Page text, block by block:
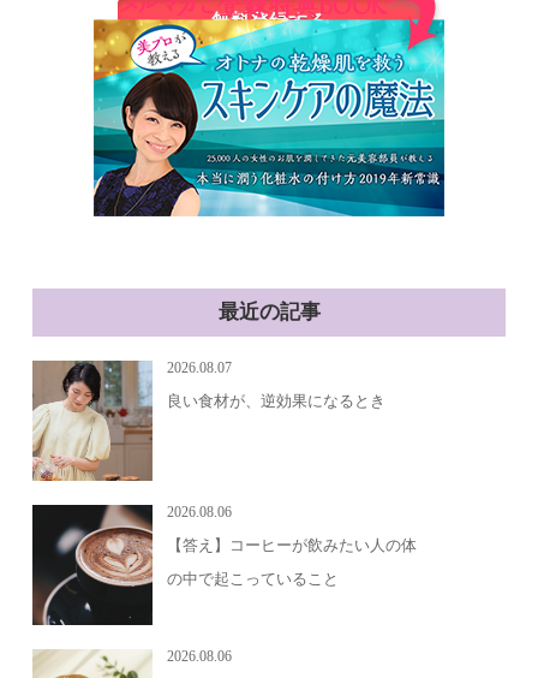
最近の記事
2026.08.07
良い食材が、逆効果になるとき
2026.08.06
【答え】コーヒーが飲みたい人の体
の中で起こっていること
2026.08.06